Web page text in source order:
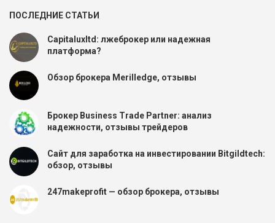
ПОСЛЕДНИЕ СТАТЬИ
Capitaluxltd: лжеброкер или надежная
платформа?
Обзор брокера Merilledge, отзывы
Брокер Business Trade Partner: анализ
надежности, отзывы трейдеров
Сайт для заработка на инвестировании Bitgildtech:
обзор, отзывы
247makeprofit — обзор брокера, отзывы